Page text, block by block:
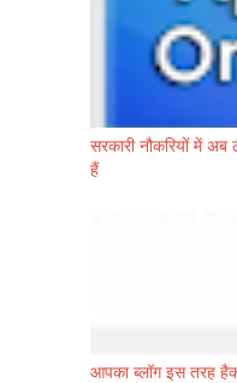
सरकारी नौकरियों में
हैं
आपका ब्लॉग इस तरह